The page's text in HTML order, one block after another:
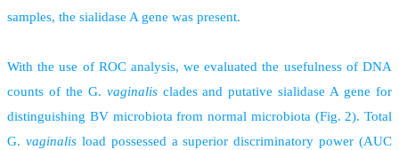
samples, the sialidase A gene was present.
With the use of ROC analysis, we evaluated the usefulness of DNA
counts of the G. vaginalisclades and putative sialidase A gene for
distinguishing BV microbiota from normal microbiota (Fig. 2). Total
G. vaginalisload possessed a superior discriminatory power (AUC